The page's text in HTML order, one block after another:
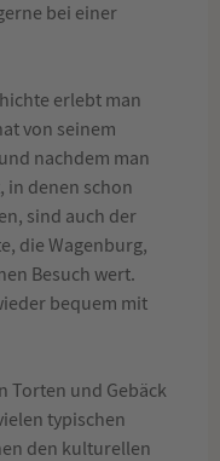
bei einer
erlebt man
von seinem
nachdem man
in denen schon
sind auch der
die Wagenburg,
Besuch wert.
bequem mit
Torten und Gebäck
typischen
den kulturellen